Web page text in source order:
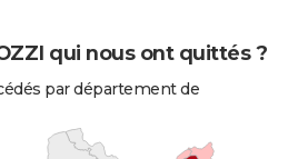
qui nous ont quittés ?
par département de